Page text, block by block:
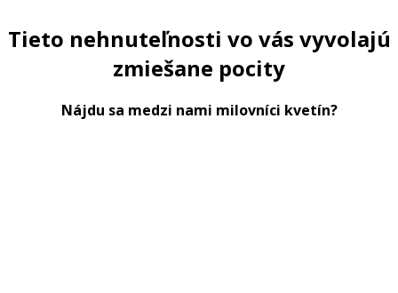
Tieto nehnuteľnosti vo vás vyvolajú
zmiešane pocity
Nájdu sa medzi nami milovníci kvetín?